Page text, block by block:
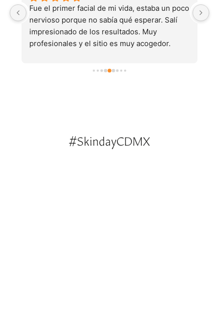
Fue el primer facial de mi vida, estaba un poco
nervioso porque no sabía qué esperar. Salí
impresionado de los resultados. Muy
profesionales y el sitio es muy acogedor.
#SkindayCDMX